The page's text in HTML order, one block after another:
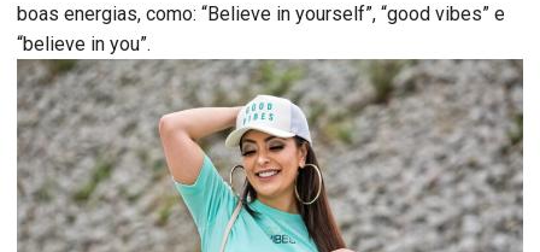
boas energias, como: “Believe in yourself”, “good vibes” e
“believe in you”.